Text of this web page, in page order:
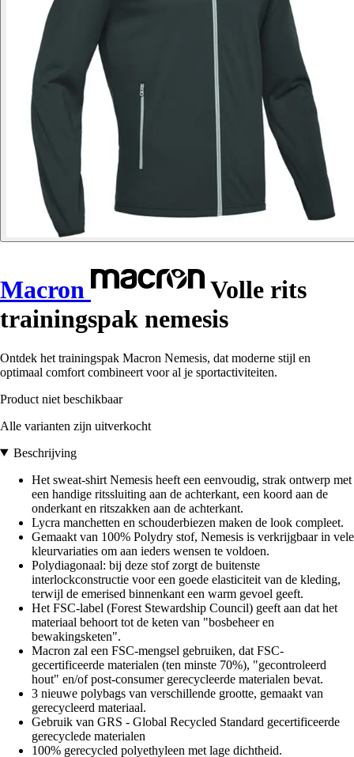
Macron
Volle rits
trainingspak nemesis
Ontdek het trainingspak Macron Nemesis, dat moderne stijl en
optimaal comfort combineert voor al je sportactiviteiten.
Product niet beschikbaar
Alle varianten zijn uitverkocht
Beschrijving
Het sweat-shirt Nemesis heeft een eenvoudig, strak ontwerp met
een handige ritssluiting aan de achterkant, een koord aan de
onderkant en ritszakken aan de achterkant.
Lycra manchetten en schouderbiezen maken de look compleet.
Gemaakt van 100% Polydry stof, Nemesis is verkrijgbaar in vele
kleurvariaties om aan ieders wensen te voldoen.
Polydiagonaal: bij deze stof zorgt de buitenste
interlockconstructie voor een goede elasticiteit van de kleding,
terwijl de emerised binnenkant een warm gevoel geeft.
Het FSC-label (Forest Stewardship Council) geeft aan dat het
materiaal behoort tot de keten van "bosbeheer en
bewakingsketen".
Macron zal een FSC-mengsel gebruiken, dat FSC-
gecertificeerde materialen (ten minste 70%), "gecontroleerd
hout" en/of post-consumer gerecycleerde materialen bevat.
3 nieuwe polybags van verschillende grootte, gemaakt van
gerecycleerd materiaal.
Gebruik van GRS - Global Recycled Standard gecertificeerde
gerecyclede materialen
100% gerecycled polyethyleen met lage dichtheid.